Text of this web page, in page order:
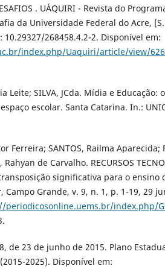
. UÁQUIRI - Revista do
da Universidade Federal do Acre,
10.29327/268458.4.2-2. Disponível em:
index.php/Uaquiri/article/view/
Leite; SILVA, JCda. Mídia e Educação:
escolar. Santa Catarina. In.:
Ferreira; SANTOS, Railma Aparecida;
Rahyan de Carvalho. RECURSOS
significativa para o ensino
Grande, v. 9, n. 1, p. 1-19, 29
periodicosonline.uems.br/index.php/
de 23 de junho de 2015. Plano
2025). Disponível em: